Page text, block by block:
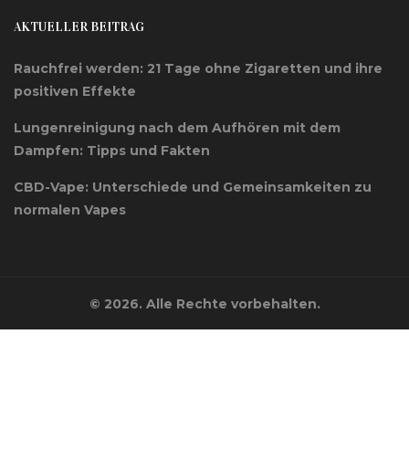
AKTUELLER BEITRAG
Rauchfrei werden: 21 Tage ohne Zigaretten und ihre
positiven Effekte
Lungenreinigung nach dem Aufhören mit dem
Dampfen: Tipps und Fakten
CBD-Vape: Unterschiede und Gemeinsamkeiten zu
normalen Vapes
© 2026. Alle Rechte vorbehalten.